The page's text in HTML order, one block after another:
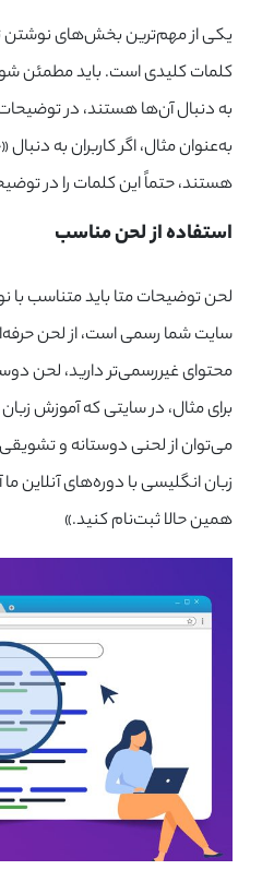
یکی از مهم‌ترین بخش‌های نوشتن
کلمات کلیدی است. باید مطمئن
به دنبال آن‌ها هستند، در
به‌عنوان مثال، اگر کاربران به
هستند، حتماً این کلمات را در
استفاده از لحن مناسب
لحن توضیحات متا باید متناسب با
سایت شما رسمی است، از لحن
محتوای غیررسمی‌تر دارید، لحن
برای مثال، در سایتی که آموزش
می‌توان از لحنی دوستانه و
زبان انگلیسی با دوره‌های
همین حالا ثبت‌نام کنید.»